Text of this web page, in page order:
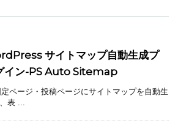
サイトマップ自動生成プ
イン-PS Auto Sitemap
ページ・投稿ページにサイトマップを自動生
表 ...